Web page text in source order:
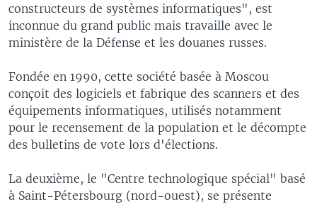
constructeurs de systèmes informatiques", est
inconnue du grand public mais travaille avec le
ministère de la Défense et les douanes russes.
Fondée en 1990, cette société basée à Moscou
conçoit des logiciels et fabrique des scanners et des
équipements informatiques, utilisés notamment
pour le recensement de la population et le décompte
des bulletins de vote lors d'élections.
La deuxième, le "Centre technologique spécial" basé
à Saint-Pétersbourg (nord-ouest), se présente